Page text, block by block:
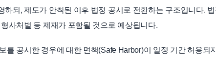
되, 제도가 안착된 이후 법정 공시로 전환하는 구조입니다. 법
사처벌 등 제재가 포함될 것으로 예상됩니다.
를 공시한 경우에 대한 면책(Safe Harbor)이 일정 기간 허용되